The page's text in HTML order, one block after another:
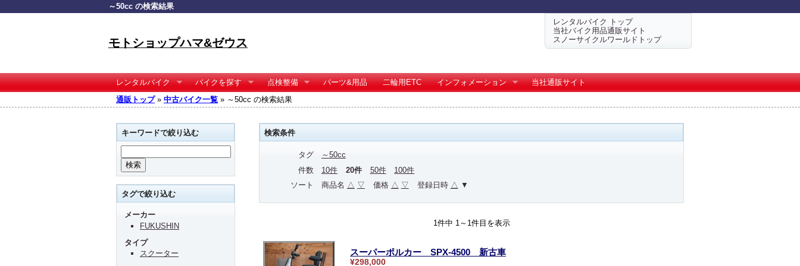
～50cc の検索結果
モトショップハマ&ゼウス
レンタルバイク トップ
当社バイク用品通販サイト
スノーサイクルワールドトップ
レンタルバイク バイクを探す 点検整備 パーツ&用品 二輪用ETC インフォメーション
当社通販サイト
通販トップ» 中古バイク一覧 » ～50cc の検索結果
検索条件
タグ
～50cc
件数
10件 20件 50件
100件
ソート
商品名 △ ▽ 価格 △ ▽ 登録日時 △ ▼
1件中 1～1件目を表示
スーパーポルカー SPX-4500 新古車
¥298,000
キーワードで絞り込む
タグで絞り込む
メーカー
FUKUSHIN
タイプ
スクーター